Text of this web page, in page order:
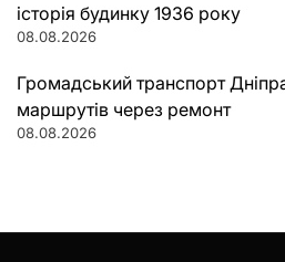
історія будинку 1936 року
08.08.2026
Громадський транспорт
маршрутів через ремонт
08.08.2026